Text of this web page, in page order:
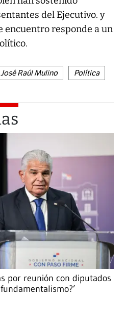
del Ejecutivo. y
encuentro responde a un
José Raúl Mulino
Política
por reunión con diputados